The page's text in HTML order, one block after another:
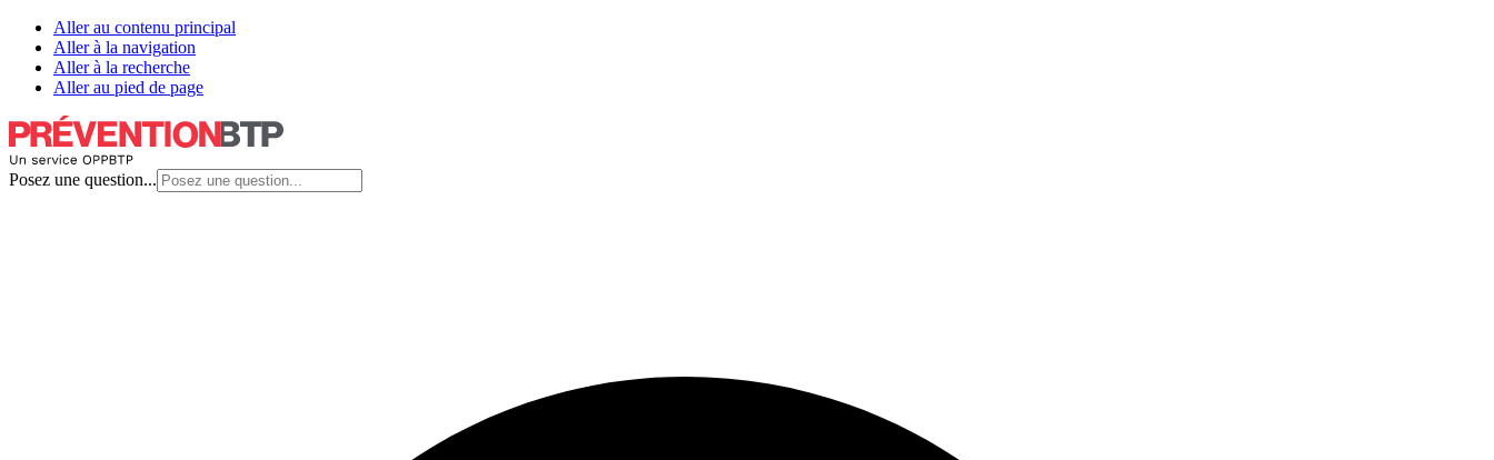
Aller au contenu principal
Aller à la navigation
Aller à la recherche
Aller au pied de page
Posez une question...